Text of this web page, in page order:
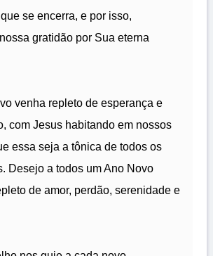
se encerra, e por isso,
gratidão por Sua eterna
venha repleto de esperança e
com Jesus habitando em nossos
essa seja a tônica de todos os
Desejo a todos um Ano Novo
de amor, perdão, serenidade e